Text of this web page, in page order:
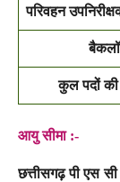
परिवहन
कुल पदों
आयु सीमा :-
छत्तीसगढ़ पी एस सी